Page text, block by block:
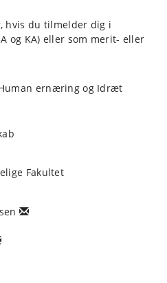
hvis du tilmelder dig i
og KA) eller som merit- eller
ernæring og Idræt
Fakultet